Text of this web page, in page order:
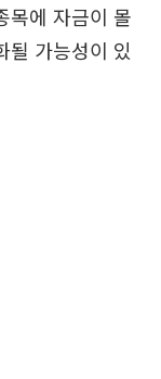
목에 자금이 몰
될 가능성이 있